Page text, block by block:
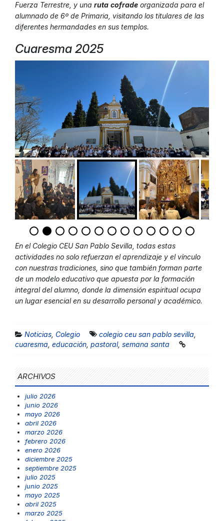
Fuerza Terrestre, y una ruta cofrade organizada para el
alumnado de 6º de Primaria, visitando los titulares de las
diferentes hermandades en sus templos.
Cuaresma 2025
En el Colegio CEU San Pablo Sevilla, todas estas
actividades no solo refuerzan el aprendizaje y el vínculo
con nuestras tradiciones, sino que también forman parte
de un modelo educativo que apuesta por la formación
integral del alumno, donde la dimensión espiritual ocupa
un lugar esencial en su desarrollo personal y académico.
Noticias Colegio colegio ceu san pablo sevilla
cuaresma educación pastoral, semana santa
ARCHIVOS
julio 2026
junio 2026
mayo 2026
abril 2026
marzo 2026
febrero 2026
enero 2026
diciembre 2025
septiembre 2025
julio 2025
junio 2025
mayo 2025
abril 2025
marzo 2025